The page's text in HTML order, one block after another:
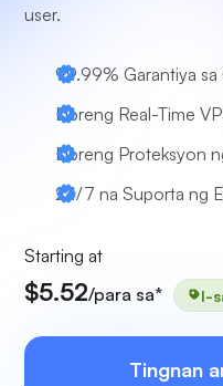
user.
99.99% Garantiya sa
Libreng Real-Time
Libreng Proteksyon
24/7 na Suporta ng
Starting at
$5.52/para sa* I-
Tingnan